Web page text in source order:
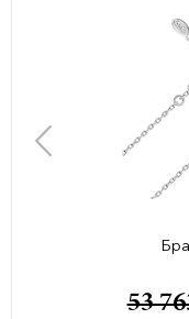
53